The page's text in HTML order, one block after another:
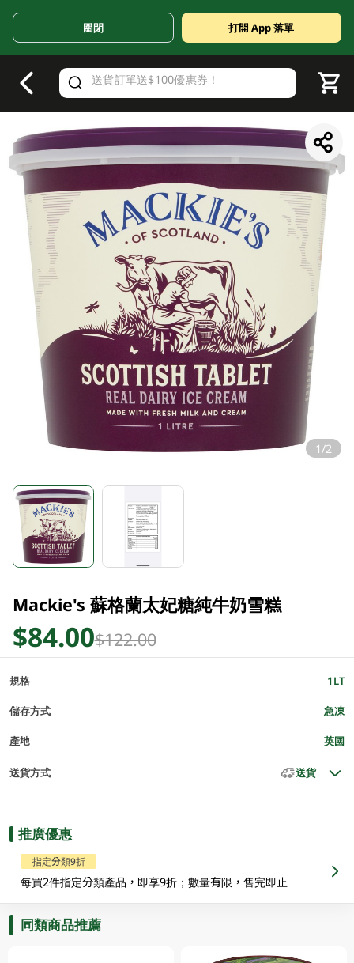
Valid Until 30 June 2026
關閉 打開 App 落單
1/2
Mackie's 蘇格蘭太妃糖純牛奶雪糕
$84.00$122.00
規格 1LT
儲存方式 急凍
產地 英國
送貨方式 送貨
推廣優惠
指定分類9折
每買2件指定分類產品，即享9折；數量有限，售完即止
同類商品推薦